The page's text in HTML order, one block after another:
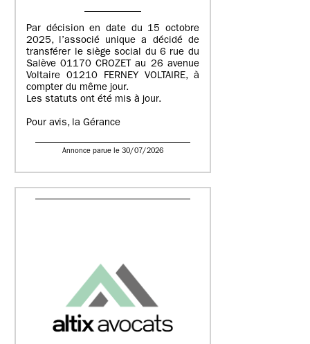
Par décision en date du 15 octobre
2025, l’associé unique a décidé de
transférer le siège social du 6 rue du
Salève 01170 CROZET au 26 avenue
Voltaire 01210 FERNEY VOLTAIRE, à
compter du même jour.
Les statuts ont été mis à jour.
Pour avis, la Gérance
Annonce parue le 30/07/2026